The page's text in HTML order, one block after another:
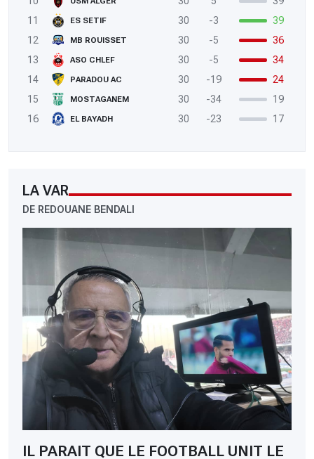
11
ES SETIF 30 -3
39
12
MB ROUISSET 30 -5
36
13
ASO CHLEF 30 -5
34
14
PARADOU AC 30 -19
24
15
MOSTAGANEM 30 -34
19
16
EL BAYADH 30 -23 17
LA VAR
DE REDOUANE BENDALI
IL PARAIT QUE LE FOOTBALL UNIT LE